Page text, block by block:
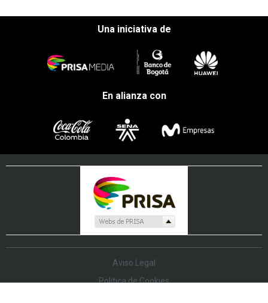
Una iniciativa de
En alianza con
Aviso Legal
Política de Cookies